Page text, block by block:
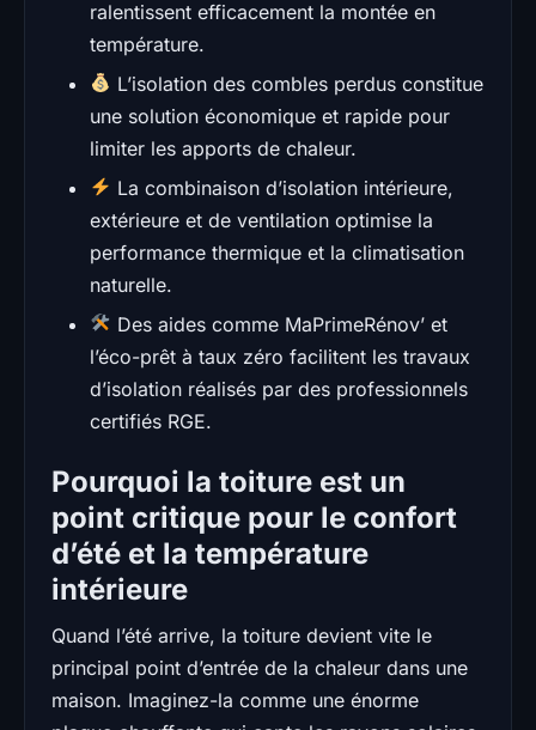
ralentissent efficacement la montée en
température.
L’isolation des combles perdus constitue
une solution économique et rapide pour
limiter les apports de chaleur.
La combinaison d’isolation intérieure,
extérieure et de ventilation optimise la
performance thermique et la climatisation
naturelle.
Des aides comme MaPrimeRénov’ et
l’éco-prêt à taux zéro facilitent les travaux
d’isolation réalisés par des professionnels
certifiés RGE.
Pourquoi la toiture est un
point critique pour le confort
d’été et la température
intérieure
Quand l’été arrive, la toiture devient vite le
principal point d’entrée de la chaleur dans une
maison. Imaginez-la comme une énorme